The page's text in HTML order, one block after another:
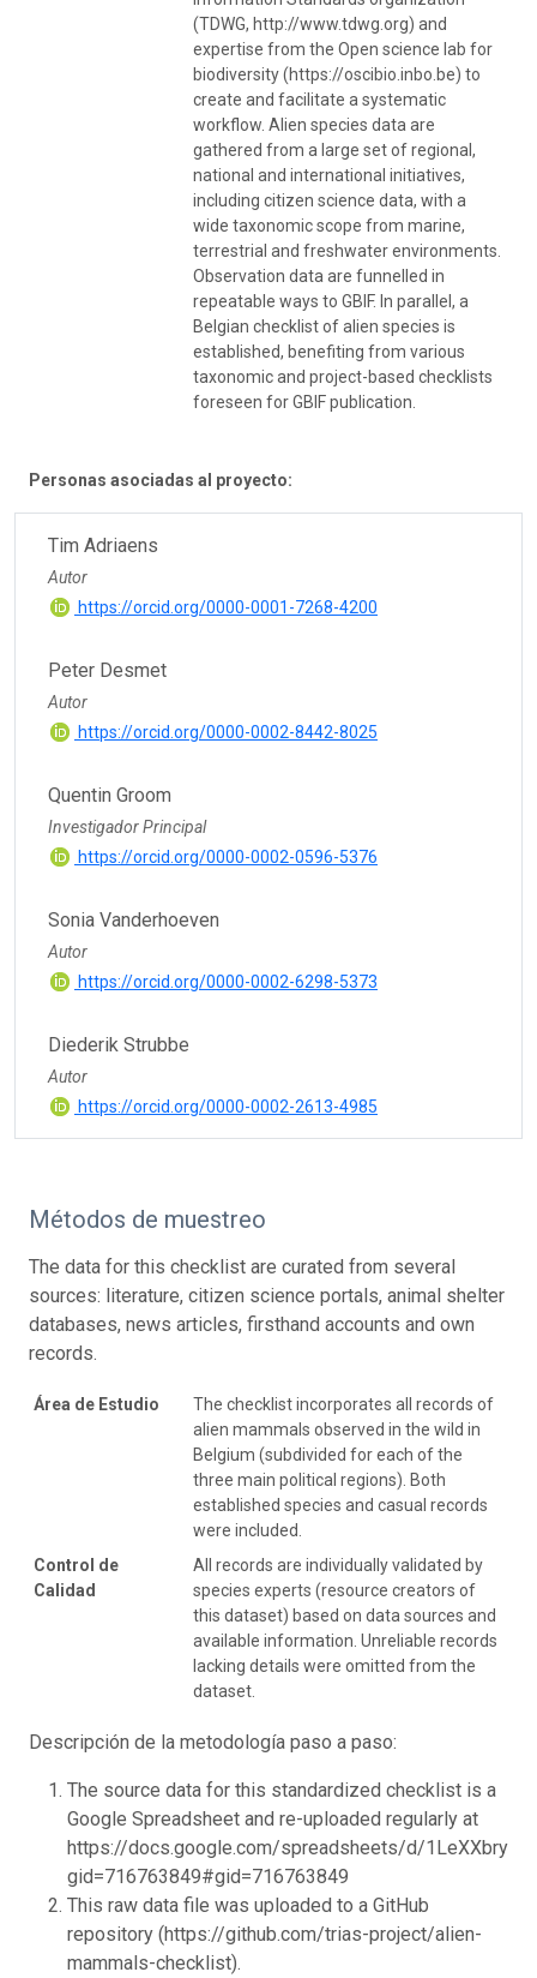
(TDWG, http://www.tdwg.org) and
expertise from the Open science lab for
biodiversity (https://oscibio.inbo.be) to
create and facilitate a systematic
workflow. Alien species data are
gathered from a large set of regional,
national and international initiatives,
including citizen science data, with a
wide taxonomic scope from marine,
terrestrial and freshwater environments.
Observation data are funnelled in
repeatable ways to GBIF. In parallel, a
Belgian checklist of alien species is
established, benefiting from various
taxonomic and project-based checklists
foreseen for GBIF publication.
Personas asociadas al proyecto:
Tim Adriaens
Autor
https://orcid.org/0000-0001-7268-4200
Peter Desmet
Autor
https://orcid.org/0000-0002-8442-8025
Quentin Groom
Investigador Principal
https://orcid.org/0000-0002-0596-5376
Sonia Vanderhoeven
Autor
https://orcid.org/0000-0002-6298-5373
Diederik Strubbe
Autor
https://orcid.org/0000-0002-2613-4985
Métodos de muestreo
The data for this checklist are curated from several
sources: literature, citizen science portals, animal shelter
databases, news articles, firsthand accounts and own
records.
Área de Estudio
The checklist incorporates all records of
alien mammals observed in the wild in
Belgium (subdivided for each of the
three main political regions). Both
established species and casual records
were included.
Control de
Calidad
All records are individually validated by
species experts (resource creators of
this dataset) based on data sources and
available information. Unreliable records
lacking details were omitted from the
dataset.
Descripción de la metodología paso a paso:
The source data for this standardized checklist is a
Google Spreadsheet and re-uploaded regularly at
https://docs.google.com/spreadsheets/d/
gid=716763849#gid=716763849
This raw data file was uploaded to a GitHub
repository (https://github.com/trias-project/alien-
mammals-checklist).